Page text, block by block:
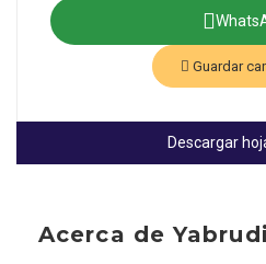
Guardar
Descargar
Acerca de